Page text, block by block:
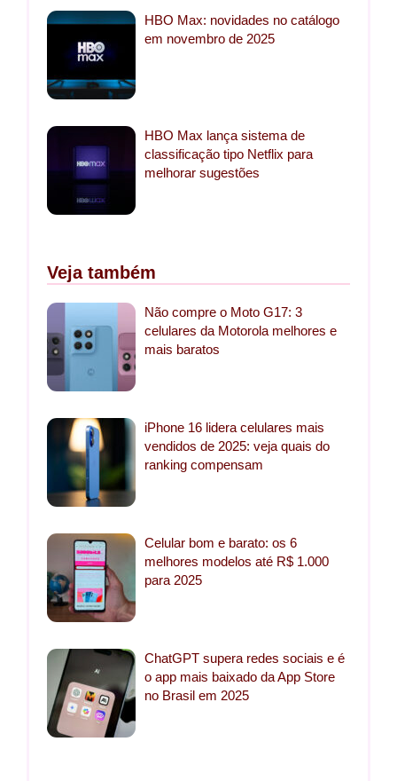
HBO Max: novidades no catálogo
em novembro de 2025
HBO Max lança sistema de
classificação tipo Netflix para
melhorar sugestões
Veja também
Não compre o Moto G17: 3
celulares da Motorola melhores e
mais baratos
iPhone 16 lidera celulares mais
vendidos de 2025: veja quais do
ranking compensam
Celular bom e barato: os 6
melhores modelos até R$ 1.000
para 2025
ChatGPT supera redes sociais e é
o app mais baixado da App Store
no Brasil em 2025